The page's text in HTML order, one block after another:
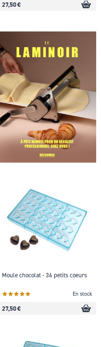
27,50 €
Moule chocolat - 36 petits coeurs
En stock
27,50 €